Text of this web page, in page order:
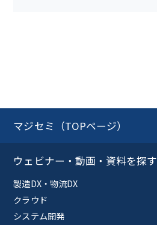
マジセミ（TOPページ）
ウェビナー・動画・資料を探す
製造DX・物流DX
クラウド
システム開発